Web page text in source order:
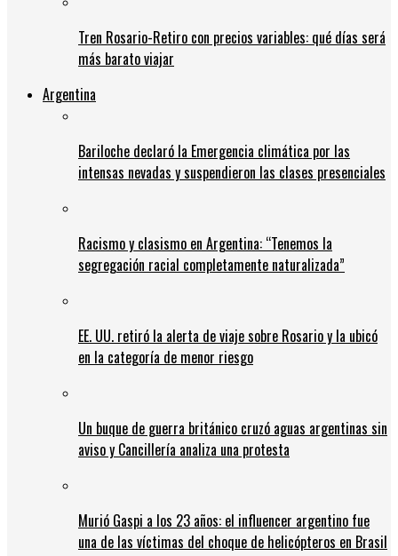
Tren Rosario-Retiro con precios variables: qué días será
más barato viajar
Argentina
Bariloche declaró la Emergencia climática por las
intensas nevadas y suspendieron las clases presenciales
Racismo y clasismo en Argentina: “Tenemos la
segregación racial completamente naturalizada”
EE. UU. retiró la alerta de viaje sobre Rosario y la ubicó
en la categoría de menor riesgo
Un buque de guerra británico cruzó aguas argentinas sin
aviso y Cancillería analiza una protesta
Murió Gaspi a los 23 años: el influencer argentino fue
una de las víctimas del choque de helicópteros en Brasil